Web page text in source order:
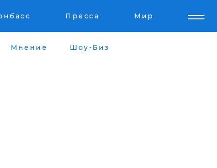
Пресса Мир
Мнение Шоу-Биз